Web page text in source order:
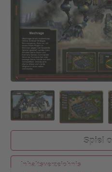
Spiel
Inhaltsverzeichnis